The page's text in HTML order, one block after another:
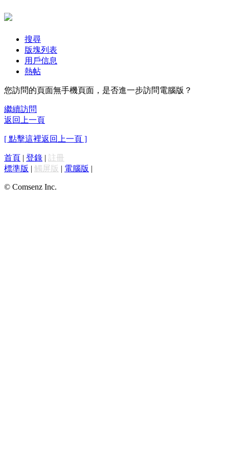
搜尋
版塊列表
用戶信息
熱帖
您訪問的頁面無手機頁面，是否進一步訪問電腦版？
繼續訪問
返回上一頁
[ 點擊這裡返回上一頁 ]
首頁 | 登錄 | 註冊
標準版 | 觸屏版 | 電腦版 |
© Comsenz Inc.